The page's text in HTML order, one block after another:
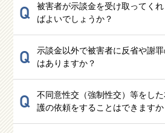
Q
被害者が示談金を受け取ってく
ばよいでしょうか？
Q
示談金以外で被害者に反省や謝
はありますか？
Q
不同意性交（強制性交）等をし
護の依頼をすることはできますか